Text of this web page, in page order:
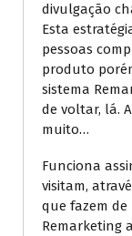
divulgação
Esta
pessoas
produto
sistema
de voltar, lá.
muito…
Funciona
visitam,
que fazem de
Remarketing